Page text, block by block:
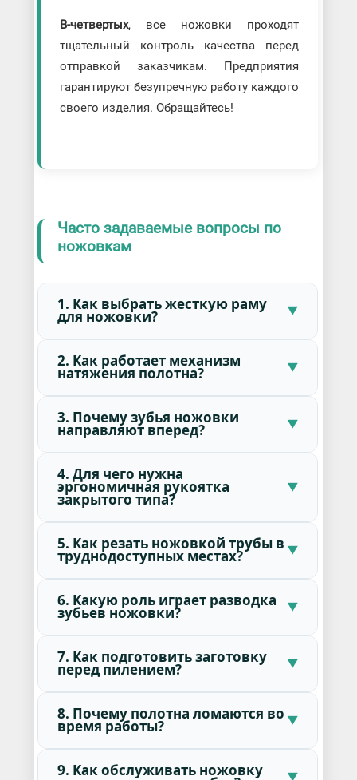
В-четвертых, все ножовки проходят
тщательный контроль качества перед
отправкой заказчикам. Предприятия
гарантируют безупречную работу каждого
своего изделия. Обращайтесь!
Часто задаваемые вопросы по
ножовкам
1. Как выбрать жесткую раму
для ножовки?
2. Как работает механизм
натяжения полотна?
3. Почему зубья ножовки
направляют вперед?
4. Для чего нужна
эргономичная рукоятка
закрытого типа?
5. Как резать ножовкой трубы в
труднодоступных местах?
6. Какую роль играет разводка
зубьев ножовки?
7. Как подготовить заготовку
перед пилением?
8. Почему полотна ломаются во
время работы?
9. Как обслуживать ножовку